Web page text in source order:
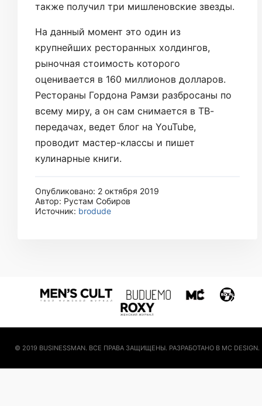
также получил три мишленовские звезды.
На данный момент это один из
крупнейших ресторанных холдингов,
рыночная стоимость которого
оценивается в 160 миллионов долларов.
Рестораны Гордона Рамзи разбросаны по
всему миру, а он сам снимается в ТВ-
передачах, ведет блог на YouTube,
проводит мастер-классы и пишет
кулинарные книги.
Опубликовано: 2 октября 2019
Автор: Рустам Собиров
Источник: brodude
© 2019 BUSINESSMAN. ВСЕ ПРАВА ЗАЩИЩЕНЫ. РАЗРАБОТАНО В MC DESIGN.